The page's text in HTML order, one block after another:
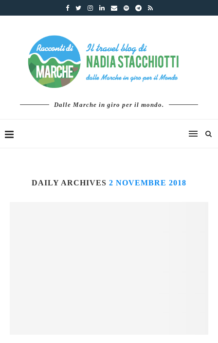
Dalle Marche in giro per il mondo.
DAILY ARCHIVES 2 NOVEMBRE 2018